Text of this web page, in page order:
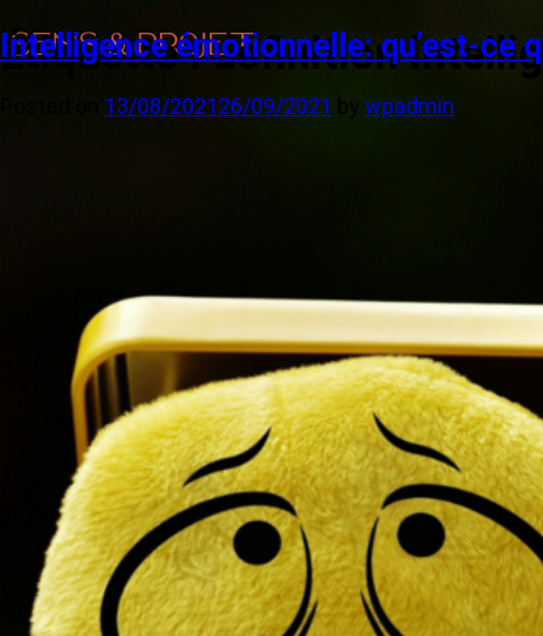
Étiquette :definition
Intelligence émotionnelle: qu’est-ce
13/08/202126/09/2021 by wpadmin